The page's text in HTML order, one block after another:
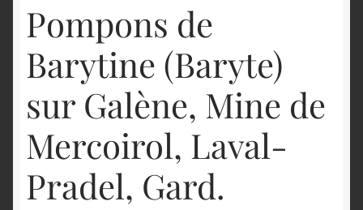
Pompons de
Barytine (Baryte)
sur Galène, Mine de
Mercoirol, Laval-
Pradel, Gard.